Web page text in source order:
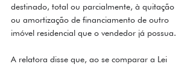
destinado, total ou parcialmente, à quitação
ou amortização de financiamento de outro
imóvel residencial que o vendedor já possua.
A relatora disse que, ao se comparar a Lei